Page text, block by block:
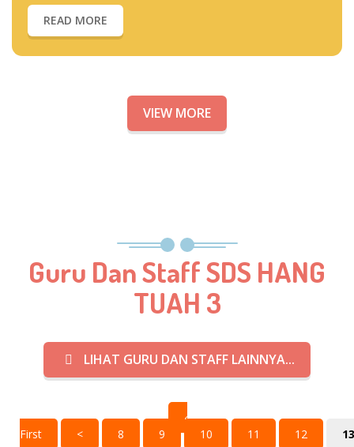
READ MORE
VIEW MORE
Guru Dan Staff SDS HANG
TUAH 3
LIHAT GURU DAN STAFF LAINNYA...
‹
First
< 8 9 10 11 12 13